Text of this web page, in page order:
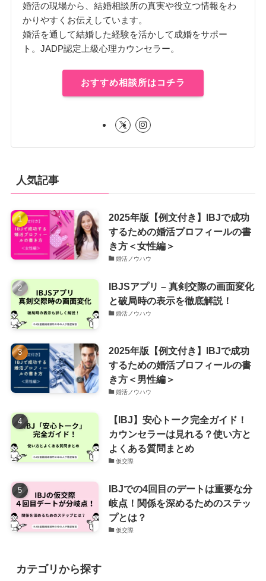
婚活の現場から、結婚相談所の真実や役立つ情報をわ
かりやすくお伝えしています。
婚活を通して結婚した経験を活かして成婚をサポー
ト。JADP認定上級心理カウンセラー。
おすすめ相談所はコチラ
人気記事
2025年版【例文付き】IBJで成功
するための婚活プロフィールの書
き方＜女性編＞
婚活ノウハウ
IBJSアプリ – 真剣交際の画面変化
と破局時の表示を徹底解説！
婚活ノウハウ
2025年版【例文付き】IBJで成功
するための婚活プロフィールの書
き方＜男性編＞
婚活ノウハウ
【IBJ】安心トーク完全ガイド！
カウンセラーは見れる？使い方と
よくある質問まとめ
仮交際
IBJでの4回目のデートは重要な分
岐点！関係を深めるためのステッ
プとは？
仮交際
カテゴリから探す